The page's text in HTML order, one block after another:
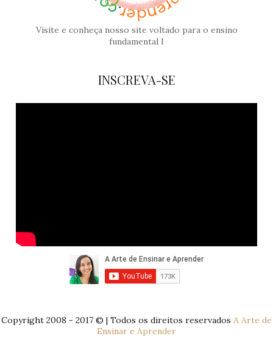
Visite e conheça nosso site voltado para o ensino
fundamental I
INSCREVA-SE
Copyright 2008 - 2017 © | Todos os direitos reservados A Arte de
Ensinar e Aprender